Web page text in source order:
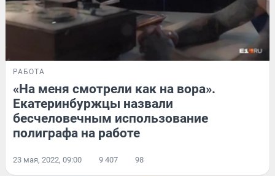
РАБОТА
«На меня смотрели как на вора».
Екатеринбуржцы назвали
бесчеловечным использование
полиграфа на работе
23 мая, 2022, 09:00 9 407 98